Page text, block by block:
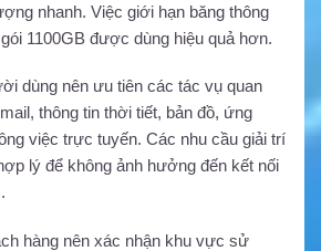
nhanh. Việc giới hạn băng thông
1100GB được dùng hiệu quả hơn.
dùng nên ưu tiên các tác vụ quan
thông tin thời tiết, bản đồ, ứng
việc trực tuyến. Các nhu cầu giải trí
lý để không ảnh hưởng đến kết nối
hàng nên xác nhận khu vực sử